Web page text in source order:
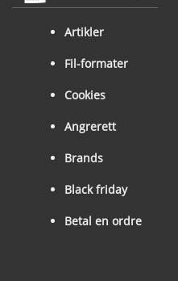
Artikler
Fil-formater
Cookies
Angrerett
Brands
Black friday
Betal en ordre